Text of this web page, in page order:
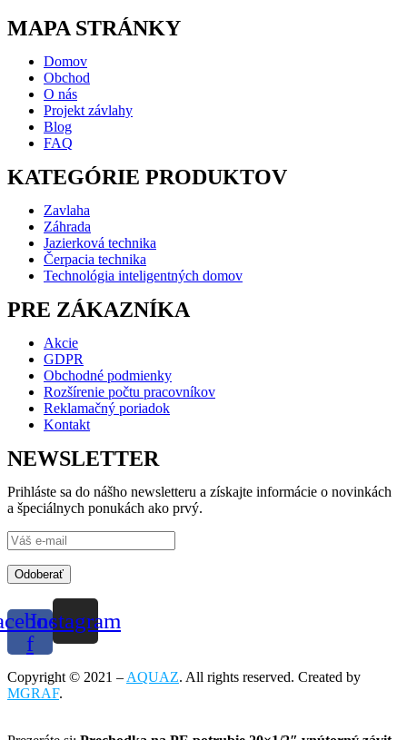
MAPA STRÁNKY
Domov
Obchod
O nás
Projekt závlahy
Blog
FAQ
KATEGÓRIE PRODUKTOV
Zavlaha
Záhrada
Jazierková technika
Čerpacia technika
Technológia inteligentných domov
PRE ZÁKAZNÍKA
Akcie
GDPR
Obchodné podmienky
Rozšírenie počtu pracovníkov
Reklamačný poriadok
Kontakt
NEWSLETTER
Prihláste sa do nášho newsletteru a získajte informácie o novinkách
a špeciálnych ponukách ako prvý.
Odoberať
f
Instagram
Copyright © 2021 – AQUAZ. All rights reserved. Created by
MGRAF.